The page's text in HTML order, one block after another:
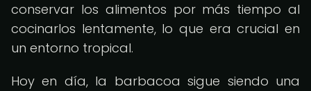
conservar los alimentos por más tiempo al
cocinarlos lentamente, lo que era crucial en
un entorno tropical.
Hoy en día, la barbacoa sigue siendo una